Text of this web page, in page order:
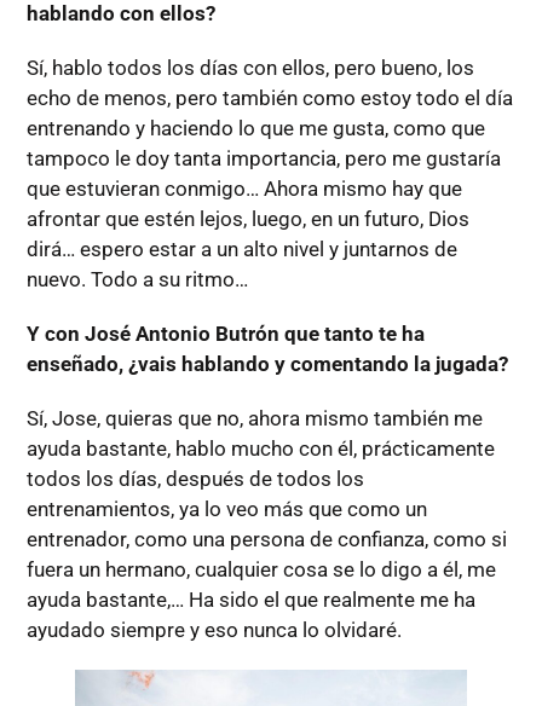
hablando con ellos?
Sí, hablo todos los días con ellos, pero bueno, los
echo de menos, pero también como estoy todo el día
entrenando y haciendo lo que me gusta, como que
tampoco le doy tanta importancia, pero me gustaría
que estuvieran conmigo… Ahora mismo hay que
afrontar que estén lejos, luego, en un futuro, Dios
dirá… espero estar a un alto nivel y juntarnos de
nuevo. Todo a su ritmo…
Y con José Antonio Butrón que tanto te ha
enseñado, ¿vais hablando y comentando la jugada?
Sí, Jose, quieras que no, ahora mismo también me
ayuda bastante, hablo mucho con él, prácticamente
todos los días, después de todos los
entrenamientos, ya lo veo más que como un
entrenador, como una persona de confianza, como si
fuera un hermano, cualquier cosa se lo digo a él, me
ayuda bastante,… Ha sido el que realmente me ha
ayudado siempre y eso nunca lo olvidaré.